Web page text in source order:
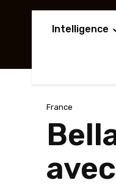
Intelligence
France